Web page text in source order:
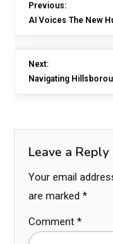
Previous:
AI Voices The New
Next:
Navigating
Leave a Reply
Your email
are marked *
Comment *